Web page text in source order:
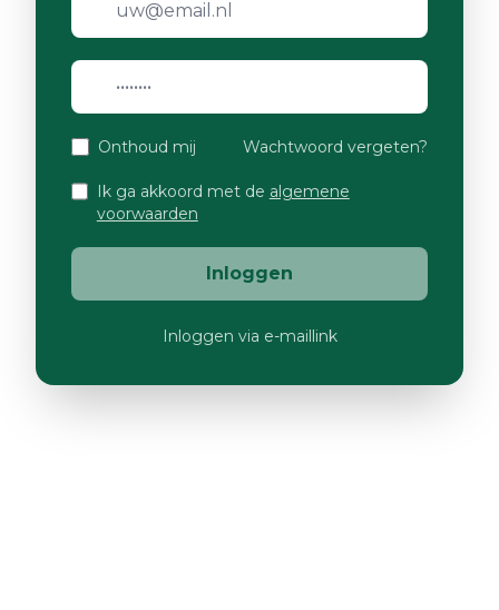
Onthoud mij Wachtwoord vergeten?
Ik ga akkoord met de algemene
voorwaarden
Inloggen
Inloggen via e-maillink